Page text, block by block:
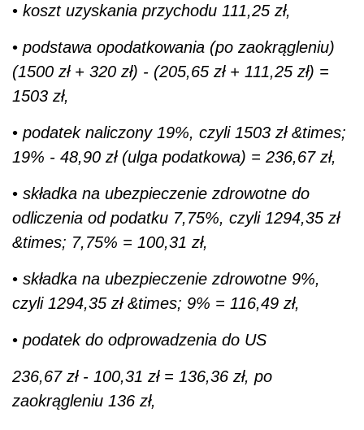
• koszt uzyskania przychodu 111,25 zł,
• podstawa opodatkowania (po zaokrągleniu)
(1500 zł + 320 zł) - (205,65 zł + 111,25 zł) =
1503 zł,
• podatek naliczony 19%, czyli 1503 zł &times;
19% - 48,90 zł (ulga podatkowa) = 236,67 zł,
• składka na ubezpieczenie zdrowotne do
odliczenia od podatku 7,75%, czyli 1294,35 zł
&times; 7,75% = 100,31 zł,
• składka na ubezpieczenie zdrowotne 9%,
czyli 1294,35 zł &times; 9% = 116,49 zł,
• podatek do odprowadzenia do US
236,67 zł - 100,31 zł = 136,36 zł, po
zaokrągleniu 136 zł,